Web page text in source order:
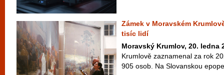
Zámek v Moravském
tisíc lidí
Moravský Krumlov, 20. ledna
Krumlově zaznamenal za rok
905 osob. Na Slovanskou